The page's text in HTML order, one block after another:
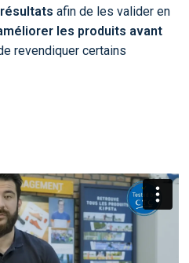
afin de les valider en
les produits avant
revendiquer certains